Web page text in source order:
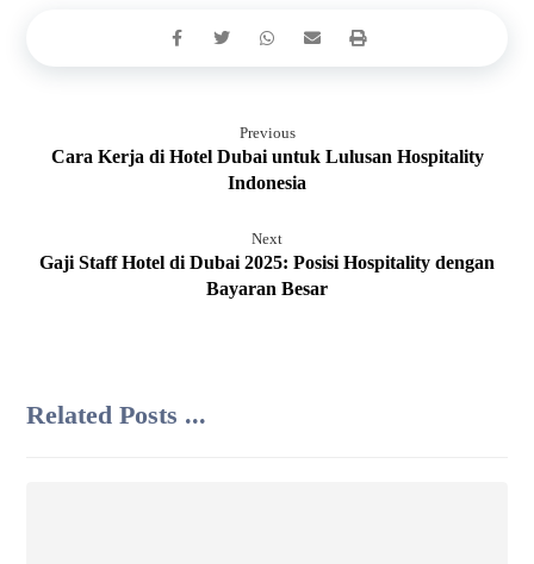
Previous
Cara Kerja di Hotel Dubai untuk Lulusan Hospitality
Indonesia
Next
Gaji Staff Hotel di Dubai 2025: Posisi Hospitality dengan
Bayaran Besar
Related Posts ...